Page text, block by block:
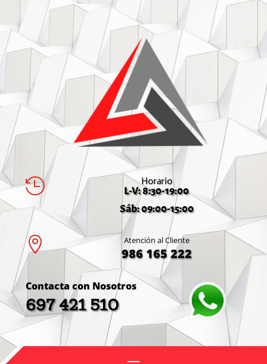
 Horario
L-V: 8:30-19:00
Sáb: 09:00-15:00
 Atención al Cliente
986 165 222
Contacta con Nosotros
697 421 510